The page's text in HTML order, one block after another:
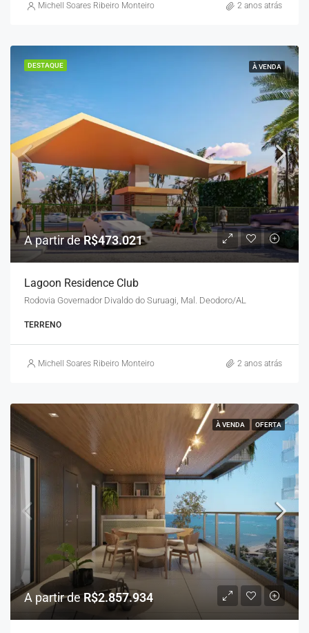
Michell Soares Ribeiro Monteiro 2 anos atrás
DESTAQUE À VENDA
A partir deR$473.021
Lagoon Residence Club
Rodovia Governador Divaldo do Suruagi, Mal. Deodoro/AL
TERRENO
Michell Soares Ribeiro Monteiro 2 anos atrás
À VENDA OFERTA
A partir deR$2.857.934